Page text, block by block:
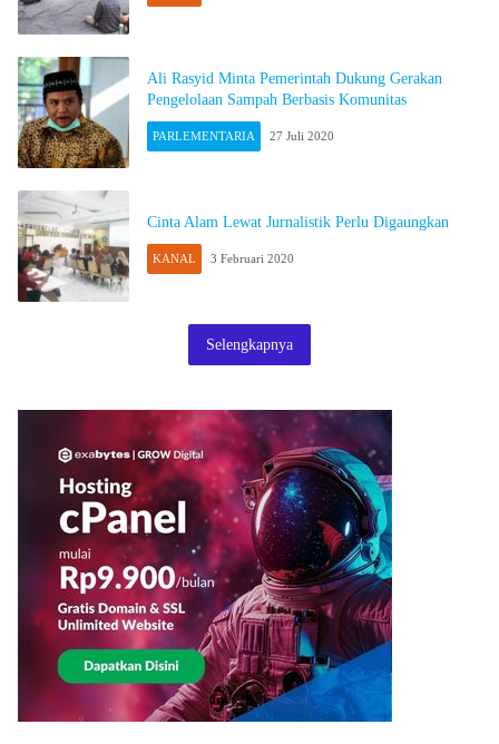
Ali Rasyid Minta Pemerintah Dukung Gerakan
Pengelolaan Sampah Berbasis Komunitas
PARLEMENTARIA 27 Juli 2020
Cinta Alam Lewat Jurnalistik Perlu Digaungkan
KANAL 3 Februari 2020
Selengkapnya